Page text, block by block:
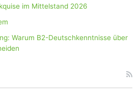
im Mittelstand 2026
Warum B2-Deutschkenntnisse über